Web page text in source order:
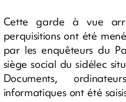
Cette garde à vue
perquisitions ont été
par les enquêteurs du
siège social du sidélec
Documents,
informatiques ont été